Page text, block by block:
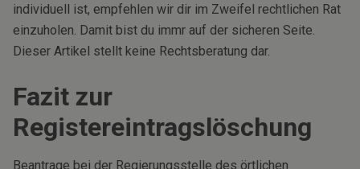
individuell ist, empfehlen wir dir im Zweifel rechtlichen Rat
einzuholen. Damit bist du immr auf der sicheren Seite.
Dieser Artikel stellt keine Rechtsberatung dar.
Fazit zur
Registereintragslöschung
Beantrage bei der Regierungsstelle des örtlichen